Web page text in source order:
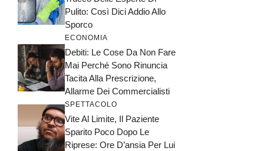
Pulito: Così Dici Addio Allo
Sporco
ECONOMIA
Debiti: Le Cose Da Non Fare
Mai Perché Sono Rinuncia
Tacita Alla Prescrizione,
Allarme Dei Commercialisti
SPETTACOLO
Vite Al Limite, Il Paziente
Sparito Poco Dopo Le
Riprese: Ore D’ansia Per Lui